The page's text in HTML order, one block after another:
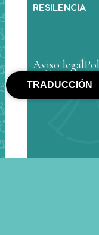
RESILENCIA
Aviso legal
Política de
Política de
TRADUCCIÓN